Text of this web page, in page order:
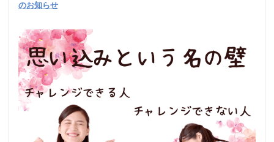
のお知らせ